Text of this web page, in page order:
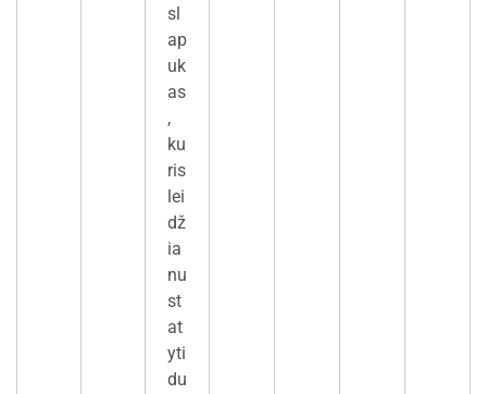
sl
ap
uk
as
,
ku
ris
lei
dž
ia
nu
st
at
yti
du